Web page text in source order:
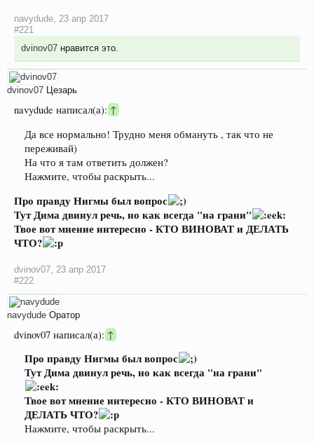
navydude, 23 апр 2017
#221
dvinov07 нравится это.
dvinov07 Цезарь
navydude написал(а): ↑
Да все нормально! Трудно меня обмануть , так что не
переживай)
На что я там ответить должен?
Нажмите, чтобы раскрыть...
Про правду Нигмы был вопрос
Тут Дима двинул речь, но как всегда "на грани"
Твое вот мнение интересно - КТО ВИНОВАТ и ДЕЛАТЬ
ЧТО?
dvinov07 23 апр 2017
#222
navydude Оратор
dvinov07 написал(а):↑
Про правду Нигмы был вопрос
Тут Дима двинул речь, но как всегда "на грани"
Твое вот мнение интересно - КТО ВИНОВАТ и
ДЕЛАТЬ ЧТО?
Нажмите, чтобы раскрыть...